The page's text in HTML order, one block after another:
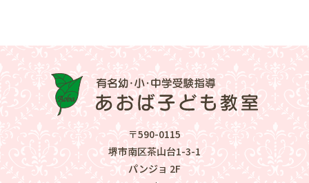
〒590-0115
堺市南区茶山台1-3-1
パンジョ 2F